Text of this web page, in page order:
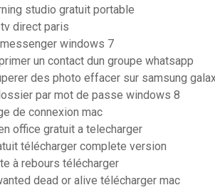
studio gratuit portable
direct paris
windows 7
un contact dun groupe whatsapp
des photo effacer sur samsung
par mot de passe windows 8
de connexion mac
office gratuit a telecharger
télécharger complete version
à rebours télécharger
dead or alive télécharger mac